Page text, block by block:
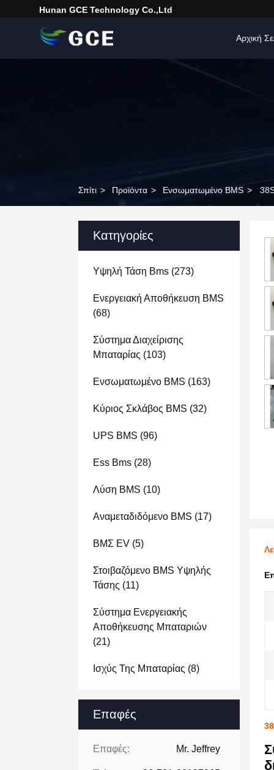
Hunan GCE Technology Co.,Ltd
Αρχική
Σπίτι > Προϊόντα > Ενσωματωμένο BMS >
Κατηγορίες
Υψηλή Τάση Bms (273)
Ενεργειακή Αποθήκευση BMS
(68)
Σύστημα Διαχείρισης
Μπαταρίας (103)
Ενσωματωμένο BMS (163)
Κύριος Σκλάβος BMS (32)
UPS BMS (96)
Ess Bms (28)
Λύση BMS (10)
Αναμεταδιδόμενο BMS (17)
ΒΜΣ EV (5)
Στοιβαζόμενο BMS Υψηλής
Τάσης (11)
Σύστημα Ενεργειακής
Αποθήκευσης Μπαταριών
(21)
Ισχύς Της Μπαταρίας (8)
Επαφές
Επαφές: Mr. Jeffrey